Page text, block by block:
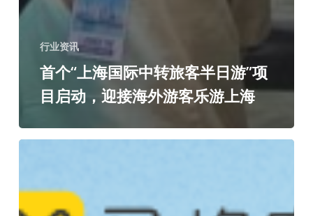
行业资讯
首个“上海国际中转旅客半日游”项
目启动，迎接海外游客乐游上海